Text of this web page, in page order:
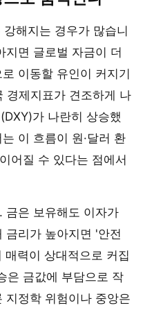
해지는 경우가 많습니
지면 글로벌 자금이 더
이동할 유인이 커지기
경제지표가 견조하게 나
가 나란히 상승했
이 흐름이 원·달러 환
어질 수 있다는 점에서
금은 보유해도 이자가
금리가 높아지면 '안전
력이 상대적으로 커집
은 금값에 부담으로 작
지정학 위험이나 중앙은